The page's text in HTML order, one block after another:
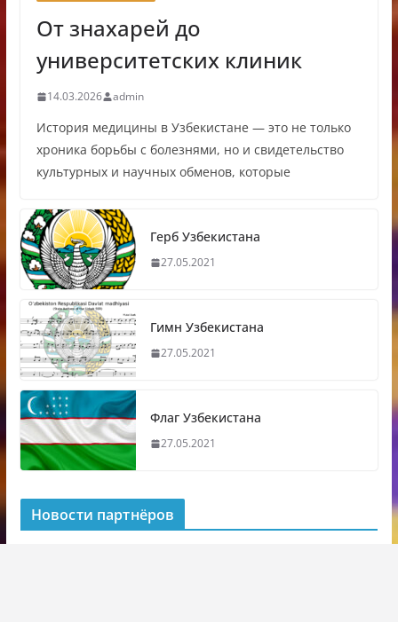
От знахарей до
университетских клиник
14.03.2026 admin
История медицины в Узбекистане — это не только
хроника борьбы с болезнями, но и свидетельство
культурных и научных обменов, которые
Герб Узбекистана
27.05.2021
Гимн Узбекистана
27.05.2021
Флаг Узбекистана
27.05.2021
Новости партнёров